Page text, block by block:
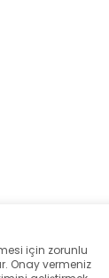
için zorunlu
Onay vermeniz